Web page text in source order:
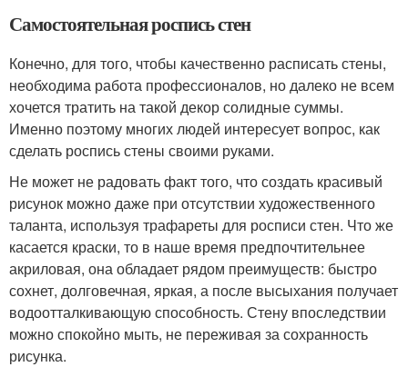
Самостоятельная роспись стен
Конечно, для того, чтобы качественно расписать стены,
необходима работа профессионалов, но далеко не всем
хочется тратить на такой декор солидные суммы.
Именно поэтому многих людей интересует вопрос, как
сделать роспись стены своими руками.
Не может не радовать факт того, что создать красивый
рисунок можно даже при отсутствии художественного
таланта, используя трафареты для росписи стен. Что же
касается краски, то в наше время предпочтительнее
акриловая, она обладает рядом преимуществ: быстро
сохнет, долговечная, яркая, а после высыхания получает
водоотталкивающую способность. Стену впоследствии
можно спокойно мыть, не переживая за сохранность
рисунка.